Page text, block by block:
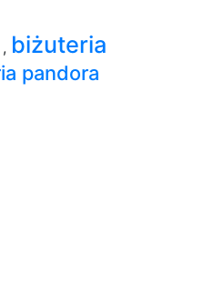
, biżuteria
pandora